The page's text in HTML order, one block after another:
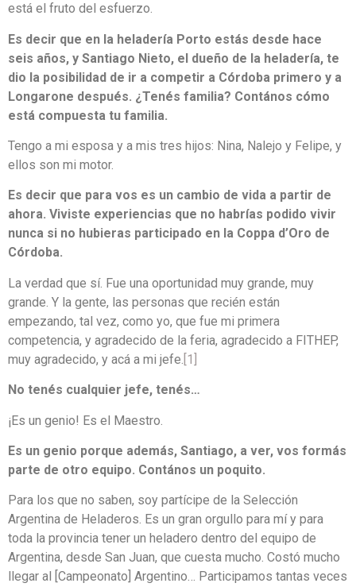
está el fruto del esfuerzo.
Es decir que en la heladería Porto estás desde hace
seis años, y Santiago Nieto, el dueño de la heladería, te
dio la posibilidad de ir a competir a Córdoba primero y a
Longarone después. ¿Tenés familia? Contános cómo
está compuesta tu familia.
Tengo a mi esposa y a mis tres hijos: Nina, Nalejo y Felipe, y
ellos son mi motor.
Es decir que para vos es un cambio de vida a partir de
ahora. Viviste experiencias que no habrías podido vivir
nunca si no hubieras participado en la Coppa d’Oro de
Córdoba.
La verdad que sí. Fue una oportunidad muy grande, muy
grande. Y la gente, las personas que recién están
empezando, tal vez, como yo, que fue mi primera
competencia, y agradecido de la feria, agradecido a FITHEP,
muy agradecido, y acá a mi jefe. [1]
No tenés cualquier jefe, tenés…
¡Es un genio! Es el Maestro.
Es un genio porque además, Santiago, a ver, vos formás
parte de otro equipo. Contános un poquito.
Para los que no saben, soy partícipe de la Selección
Argentina de Heladeros. Es un gran orgullo para mí y para
toda la provincia tener un heladero dentro del equipo de
Argentina, desde San Juan, que cuesta mucho. Costó mucho
llegar al [Campeonato] Argentino… Participamos tantas veces